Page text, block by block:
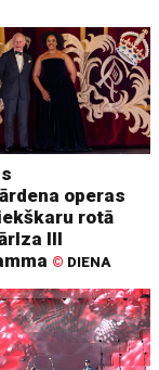
operas
rotā
III
© DIENA